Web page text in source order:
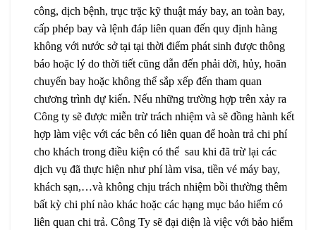
công, dịch bệnh, trục trặc kỹ thuật máy bay, an toàn bay,
cấp phép bay và lệnh đáp liên quan đến quy định hàng
không với nước sở tại tại thời điểm phát sinh được thông
báo hoặc lý do thời tiết cũng dẫn đến phải dời, hủy, hoãn
chuyến bay hoặc không thể sắp xếp đến tham quan
chương trình dự kiến. Nếu những trường hợp trên xảy ra
Công ty sẽ được miễn trừ trách nhiệm và sẽ đồng hành kết
hợp làm việc với các bên có liên quan để hoàn trả chi phí
cho khách trong điều kiện có thể sau khi đã trừ lại các
dịch vụ đã thực hiện như phí làm visa, tiền vé máy bay,
khách sạn,…và không chịu trách nhiệm bồi thường thêm
bất kỳ chi phí nào khác hoặc các hạng mục bảo hiểm có
liên quan chi trả. Công Ty sẽ đại diện là việc với bảo hiểm